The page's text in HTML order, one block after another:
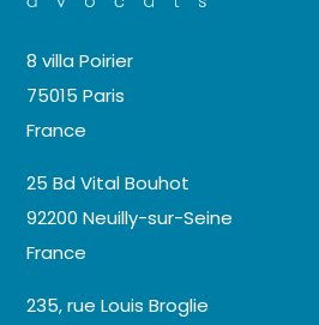
8 villa Poirier
75015 Paris
France
25 Bd Vital Bouhot
92200 Neuilly-sur-Seine
France
235, rue Louis Broglie